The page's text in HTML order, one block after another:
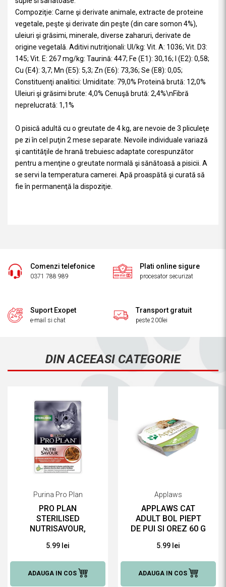
Compoziţie: Carne şi derivate animale, extracte de proteine
vegetale, peşte şi derivate din peşte (din care somon 4%),
uleiuri şi grăsimi, minerale, diverse zaharuri, derivate de
origine vegetală. Aditivi nutriţionali: UI/kg: Vit. A: 1036; Vit. D3:
145; Vit. E: 267 mg/kg: Taurină: 447; Fe (E1): 30,16; I (E2): 0,58;
Cu (E4): 3,7; Mn (E5): 5,3; Zn (E6): 73,36; Se (E8): 0,05;
Constituenţi analitici: Umiditate: 79,0% Proteină brută: 12,0%
Uleiuri şi grăsimi brute: 4,0% Cenuşă brută: 2,4%\nFibră
neprelucrată: 1,1%
O pisică adultă cu o greutate de 4 kg, are nevoie de 3 pliculeţe
pe zi în cel puţin 2 mese separate. Nevoile individuale variază
şi cantităţile de hrană trebuiesc adaptate corespunzător
pentru a menţine o greutate normală şi sănătoasă a pisicii. A
se servi la temperatura camerei. Apă proaspătă şi curată să
fie în permanenţă la dispoziţie.
Comenzi telefonice
0371 788 989
Plati online sigure
procesator securizat
Suport Exopet
e-mail si chat
Transport gratuit
peste 200lei
DIN ACEEASI CATEGORIE
Purina Pro Plan
PRO PLAN
STERILISED
NUTRISAVOUR,
G HRANĂ UMEDĂ
PENTRU PISICI
5.99 lei
ADAUGA IN COS
Applaws
APPLAWS CAT
ADULT BOL PIEPT
DE PUI SI OREZ 60 G
PENTRU PISICI
5.99 lei
ADAUGA IN COS